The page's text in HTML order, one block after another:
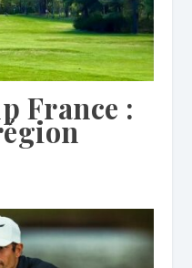
France :